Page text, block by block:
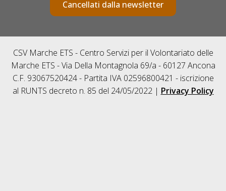
Cancellati dalla newsletter
CSV Marche ETS - Centro Servizi per il Volontariato delle
Marche ETS - Via Della Montagnola 69/a - 60127 Ancona
C.F. 93067520424 - Partita IVA 02596800421 - iscrizione
al RUNTS decreto n. 85 del 24/05/2022 | Privacy Policy